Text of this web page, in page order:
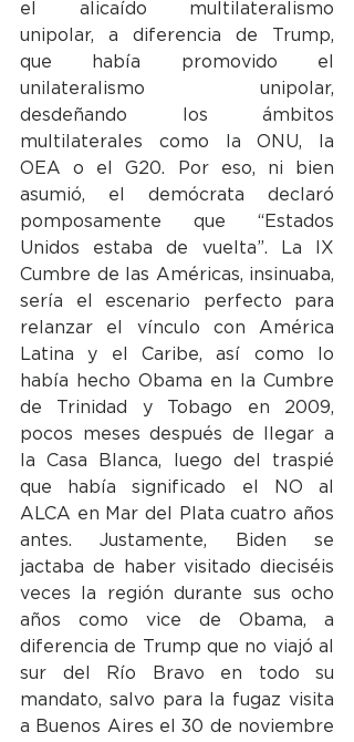
el alicaído multilateralismo
unipolar, a diferencia de Trump,
que había promovido el
unilateralismo unipolar,
desdeñando los ámbitos
multilaterales como la ONU, la
OEA o el G20. Por eso, ni bien
asumió, el demócrata declaró
pomposamente que “Estados
Unidos estaba de vuelta”. La IX
Cumbre de las Américas, insinuaba,
sería el escenario perfecto para
relanzar el vínculo con América
Latina y el Caribe, así como lo
había hecho Obama en la Cumbre
de Trinidad y Tobago en 2009,
pocos meses después de llegar a
la Casa Blanca, luego del traspié
que había significado el NO al
ALCA en Mar del Plata cuatro años
antes. Justamente, Biden se
jactaba de haber visitado dieciséis
veces la región durante sus ocho
años como vice de Obama, a
diferencia de Trump que no viajó al
sur del Río Bravo en todo su
mandato, salvo para la fugaz visita
a Buenos Aires el 30 de noviembre